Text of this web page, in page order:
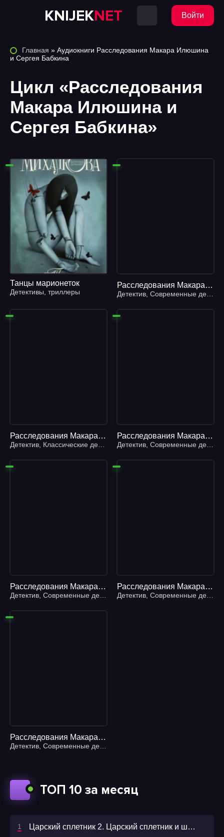
KNIJEKNET Войти
ТОП 10 за месяц
Царский сплетник 2. Царский сплетник и шемаханская царица - Олег Шелонин
Главная » Аудиокниги Расследования Макара Илюшина
и Сергея Бабкина
Цикл «Расследования
Макара Илюшина и
Сергея Бабкина»
Танцы марионеток
Детективы триллеры
Расследования Макара Илюшина и Сергея Бабкина 15. Пари с морским дьяволом - Елена Михалкова
Детектив Современные детективы
Расследования Макара Илюшина и Сергея Бабкина 12. Золушка и дракон - Елена Михалкова
Детектив Классические детективы ,Современные детективы
Расследования Макара Илюшина и Сергея Бабкина 26. Самая хитрая рыба - Елена Михалкова
Детектив Современные детективы
Расследования Макара Илюшина и Сергея Бабкина 19. Бумажный занавес, стеклянная корона - Елена Михалкова
Детектив Современные детективы
Расследования Макара Илюшина и Сергея Бабкина 22. Нет кузнечика в траве - Елена Михалкова
Детектив Современные детективы
Расследования Макара Илюшина и Сергея Бабкина 27. Прежде чем иволга пропоет - Елена Михалкова
Детектив Современные детективы